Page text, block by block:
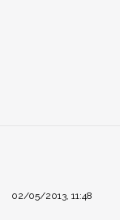
02/05/2013, 11:48